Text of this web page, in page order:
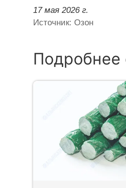
17 мая 2026 г.
Источник: Озон
Подробнее